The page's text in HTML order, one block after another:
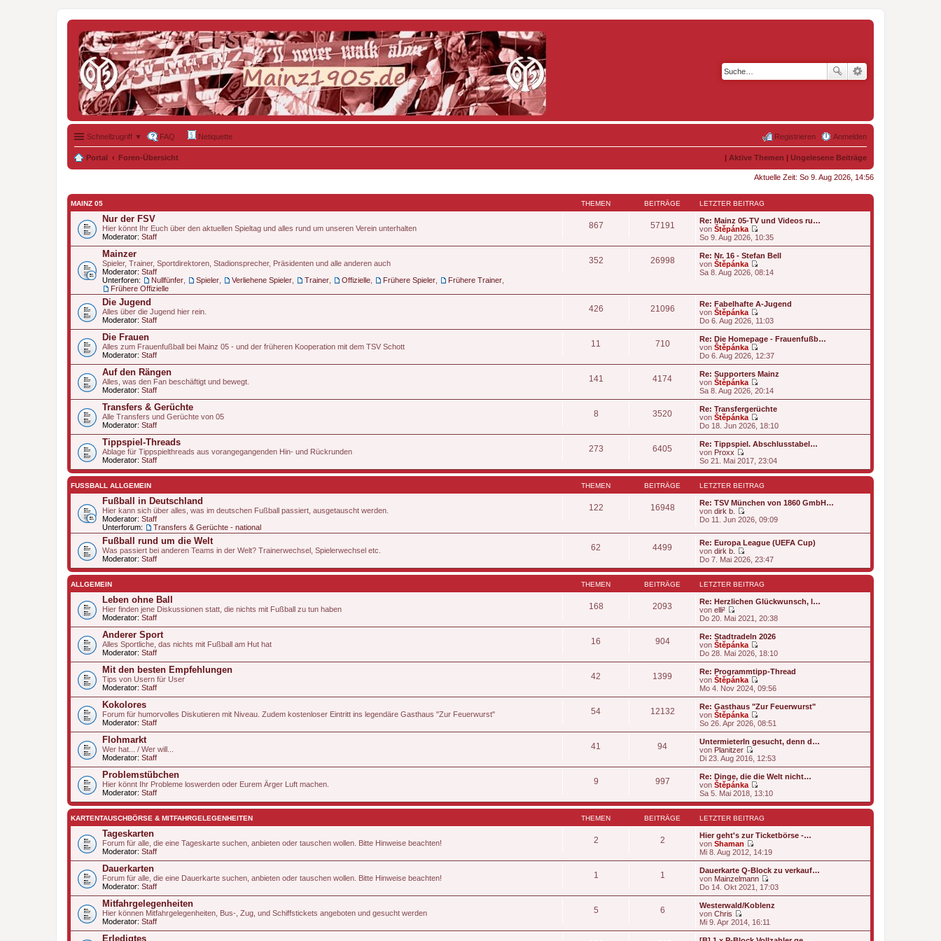
Schnellzugriff ▼ FAQ Netiquette Anmelden
Registrieren
Portal Foren-Übersicht | Aktive Themen | Ungelesene Beiträge
Aktuelle Zeit: So 9. Aug 2026, 14:56
MAINZ 05 THEMEN BEITRÄGE LETZTER BEITRAG
Nur der FSV
Hier könnt Ihr Euch über den aktuellen Spieltag und alles rund um unseren Verein unterhalten
Moderator: Staff
867 57191
Re: Mainz 05-TV und Videos ru…
von Štěpánka
N
e
u
e
s
t
r
B
t
r
a
g
So 9. Aug 2026, 10:35
Mainzer
Spieler, Trainer, Sportdirektoren, Stadionsprecher, Präsidenten und alle anderen auch
Moderator: Staff
Unterforen:
Nullfünfer Spieler Verliehene Spieler Trainer Offizielle Frühere Spieler Frühere Trainer
Frühere Offizielle
352 26998
Re: Nr. 16 - Stefan Bell
von Štěpánka
N
e
s
e
r
B
t
r
g
Sa 8. Aug 2026, 08:14
Die Jugend
Alles über die Jugend hier rein.
Moderator: Staff
426 21096
Re: Fabelhafte A-Jugend
von Štěpánka
N
e
u
e
s
t
e
r
B
e
t
a
g
Do 6. Aug 2026, 11:03
Die Frauen
Alles zum Frauenfußball bei Mainz 05 - und der früheren Kooperation mit dem TSV Schott
Moderator: Staff
11 710
Re: Die Homepage - Frauenfußb…
von Štěpánka
N
e
u
e
s
t
e
r
B
e
t
a
g
Do 6. Aug 2026, 12:37
Auf den Rängen
Alles, was den Fan beschäftigt und bewegt.
Moderator: Staff
141 4174
Re: Supporters Mainz
von Štěpánka
N
e
u
e
s
e
r
B
e
i
t
r
g
Sa 8. Aug 2026, 20:14
Transfers & Gerüchte
Alle Transfers und Gerüchte von 05
Moderator: Staff
8 3520
Re: Transfergerüchte
von Štěpánka
N
e
u
e
s
t
e
r
e
i
t
r
a
g
Do 18. Jun 2026, 18:10
Tippspiel-Threads
Ablage für Tippspielthreads aus vorangegangenden Hin- und Rückrunden
Moderator: Staff
273 6405
Re: Tippspiel. Abschlusstabel…
von Proxx
N
e
u
e
s
t
r
e
i
r
a
g
So 21. Mai 2017, 23:04
FUSSBALL ALLGEMEIN THEMEN BEITRÄGE LETZTER BEITRAG
Fußball in Deutschland
Hier kann sich über alles, was im deutschen Fußball passiert, ausgetauscht werden.
Moderator: Staff
Unterforum:
Transfers & Gerüchte - national
122 16948
Re: TSV München von 1860 GmbH…
von dirk b.
N
u
e
t
e
r
B
e
i
r
a
g
Do 11. Jun 2026, 09:09
Fußball rund um die Welt
Was passiert bei anderen Teams in der Welt? Trainerwechsel, Spielerwechsel etc.
Moderator: Staff
62 4499
Re: Europa League (UEFA Cup)
von dirk b.
N
e
u
e
s
t
r
B
e
i
t
r
g
Do 7. Mai 2026, 23:47
ALLGEMEIN THEMEN BEITRÄGE LETZTER BEITRAG
Leben ohne Ball
Hier finden jene Diskussionen statt, die nichts mit Fußball zu tun haben
Moderator: Staff
168 2093
Re: Herzlichen Glückwunsch, l…
von elli²
N
e
u
e
s
t
r
B
e
t
r
a
g
Do 20. Mai 2021, 20:38
Anderer Sport
Alles Sportliche, das nichts mit Fußball am Hut hat
Moderator: Staff
16 904
Re: Stadtradeln 2026
von Štěpánka
N
e
u
e
s
t
e
r
B
e
t
a
g
Do 28. Mai 2026, 18:10
Mit den besten Empfehlungen
Tips von Usern für User
Moderator: Staff
42 1399
Re: Programmtipp-Thread
von Štěpánka
N
e
u
e
s
t
r
B
e
t
a
g
Mo 4. Nov 2024, 09:56
Kokolores
Forum für humorvolles Diskutieren mit Niveau. Zudem kostenloser Eintritt ins legendäre Gasthaus "Zur Feuerwurst"
Moderator: Staff
54 12132
Re: Gasthaus "Zur Feuerwurst"
von Štěpánka
N
e
u
e
s
t
e
r
B
e
i
t
r
a
g
So 26. Apr 2026, 08:51
Flohmarkt
Wer hat... / Wer will...
Moderator: Staff
41 94
UntermieterIn gesucht, denn d…
von Planitzer
N
e
u
e
s
t
e
r
e
t
r
a
g
Di 23. Aug 2016, 12:53
Problemstübchen
Hier könnt Ihr Probleme loswerden oder Eurem Ärger Luft machen.
Moderator: Staff
9 997
Re: Dinge, die die Welt nicht…
von Štěpánka
N
e
u
e
s
t
r
B
e
i
t
r
a
g
Sa 5. Mai 2018, 13:10
KARTENTAUSCHBÖRSE & MITFAHRGELEGENHEITEN THEMEN BEITRÄGE LETZTER BEITRAG
Tageskarten
Forum für alle, die eine Tageskarte suchen, anbieten oder tauschen wollen. Bitte Hinweise beachten!
Moderator: Staff
2 2
Hier geht's zur Ticketbörse -…
von Shaman
N
e
u
e
s
t
e
r
B
e
Mi 8. Aug 2012, 14:19
Dauerkarten
Forum für alle, die eine Dauerkarte suchen, anbieten oder tauschen wollen. Bitte Hinweise beachten!
Moderator: Staff
1 1
Dauerkarte Q-Block zu verkauf…
von Mainzelmann
N
e
u
e
t
e
Do 14. Okt 2021, 17:03
Mitfahrgelegenheiten
Hier können Mitfahrgelegenheiten, Bus-, Zug, und Schiffstickets angeboten und gesucht werden
Moderator: Staff
5 6
Westerwald/Koblenz
von Chris
N
e
u
Mi 9. Apr 2014, 16:11
Erledigtes